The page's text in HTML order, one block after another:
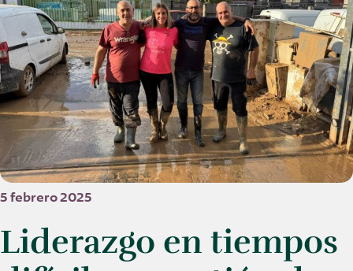
5 febrero 2025
Liderazgo en tiempos